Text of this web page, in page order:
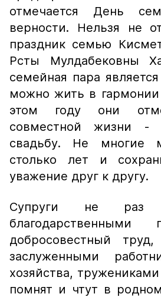
отмечается День
верности. Нельзя не
праздник семью
Рсты Мулдабековны
семейная пара
можно жить в
этом году они
совместной жизни -
свадьбу. Не многие
столько лет и
уважение друг к другу.
Супруги не раз
добросовестный
заслуженными
хозяйства,
помнят и чтут в